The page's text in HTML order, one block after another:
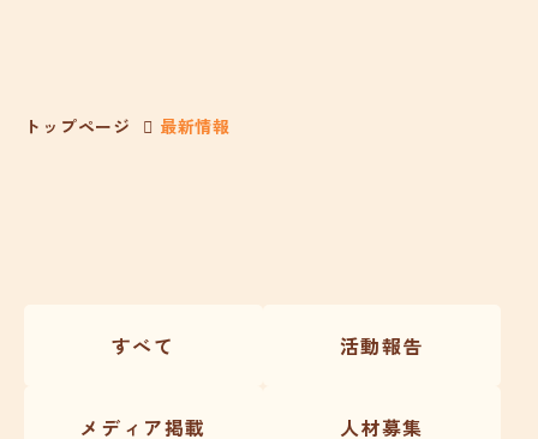
トップページ 最新情報
すべて 活動報告
メディア掲載 人材募集